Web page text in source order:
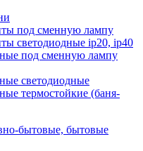
под сменную лампу
светодиодные ip20, ip40
под сменную лампу
светодиодные
термостойкие (баня-
бытовые, бытовые